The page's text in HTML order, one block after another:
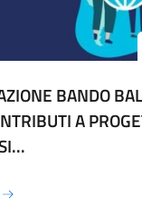
BANDO
A